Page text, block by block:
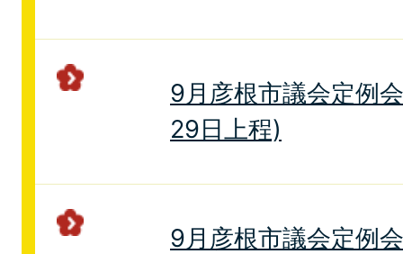
9月彦根市議会定例
29日上程)
9月彦根市議会定例